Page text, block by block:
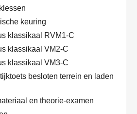
keuring
klassikaal RVM1-C
klassikaal VM2-C
klassikaal VM3-C
besloten terrein en laden
en theorie-examen